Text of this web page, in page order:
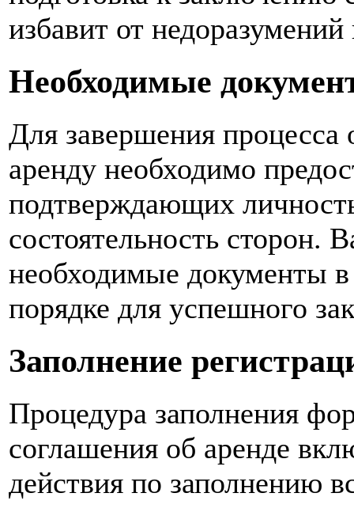
избавит от
Необходимые
Для завершения
аренду необходимо
подтверждающих
состоятельность сторон.
необходимые документы
порядке для успешного
Заполнение
Процедура заполнения
соглашения об аренде
действия по заполнению